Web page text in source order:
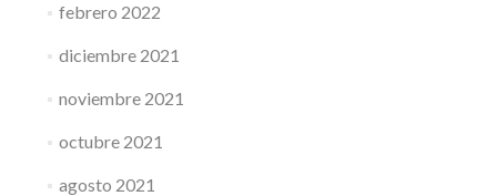
febrero 2022
diciembre 2021
noviembre 2021
octubre 2021
agosto 2021